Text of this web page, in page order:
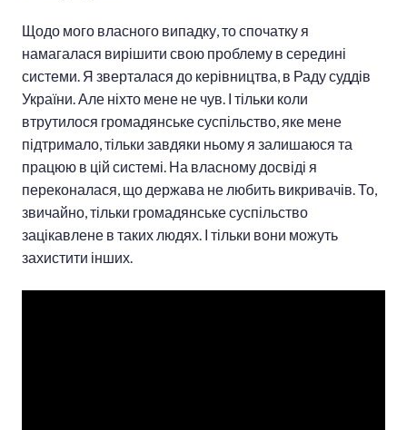
Щодо мого власного випадку, то спочатку я
намагалася вирішити свою проблему в середині
системи. Я зверталася до керівництва, в Раду суддів
України. Але ніхто мене не чув. І тільки коли
втрутилося громадянське суспільство, яке мене
підтримало, тільки завдяки ньому я залишаюся та
працюю в цій системі. На власному досвіді я
переконалася, що держава не любить викривачів. То,
звичайно, тільки громадянське суспільство
зацікавлене в таких людях. І тільки вони можуть
захистити інших.